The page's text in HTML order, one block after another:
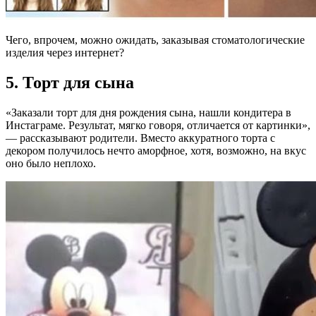
Чего, впрочем, можно ожидать, заказывая стоматологические
изделия через интернет?
5. Торт для сына
«Заказали торт для дня рождения сына, нашли кондитера в
Инстаграме. Результат, мягко говоря, отличается от картинки»,
— рассказывают родители. Вместо аккуратного торта с
декором получилось нечто аморфное, хотя, возможно, на вкус
оно было неплохо.